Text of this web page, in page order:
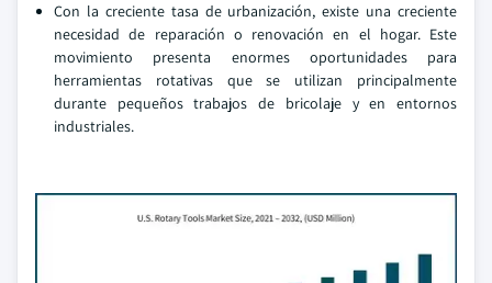
Con la creciente tasa de urbanización, existe una creciente
necesidad de reparación o renovación en el hogar. Este
movimiento presenta enormes oportunidades para
herramientas rotativas que se utilizan principalmente
durante pequeños trabajos de bricolaje y en entornos
industriales.